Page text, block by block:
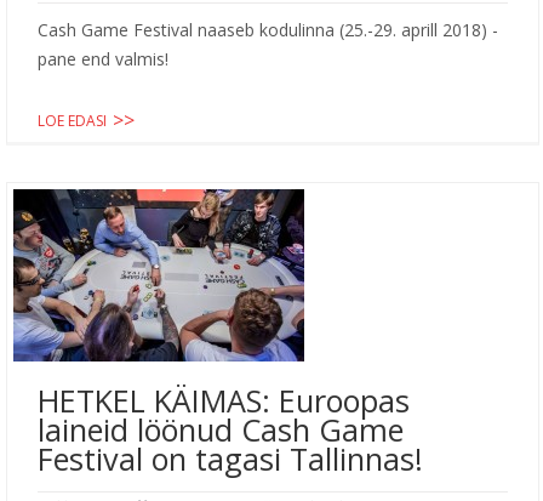
Cash Game Festival naaseb kodulinna (25.-29. aprill 2018) -
pane end valmis!
LOE EDASI
HETKEL KÄIMAS: Euroopas
laineid löönud Cash Game
Festival on tagasi Tallinnas!